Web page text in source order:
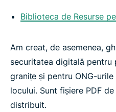
Biblioteca de Resurse
Am creat, de asemenea,
securitatea digitală pentru
granițe și pentru ONG-
locului. Sunt fișiere PDF
distribuit.